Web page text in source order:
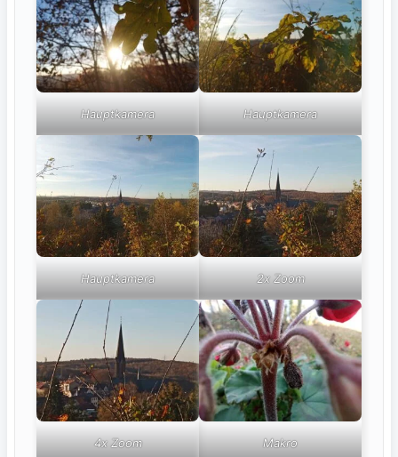
Hauptkamera Hauptkamera
Hauptkamera 2x Zoom
4x Zoom Makro